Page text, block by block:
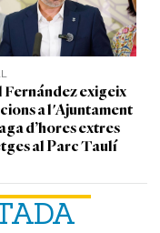
Fernández exigeix
a l'Ajuntament
d’hores extres
al Parc Taulí